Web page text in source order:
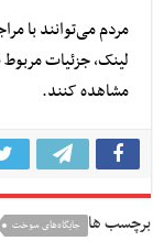
مردم می‌توانند با
لینک، جزئیات
مشاهده کنند.
برچسب ها جایگاه‌های سوخت